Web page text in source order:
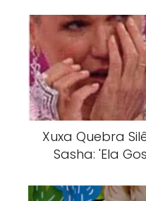
Xuxa Quebra
Sasha: 'Ela